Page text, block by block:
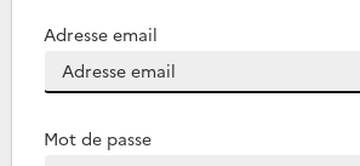
Adresse email
Mot de passe